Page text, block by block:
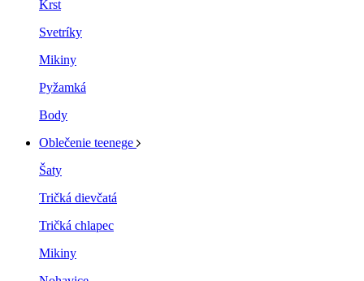
Krst
Svetríky
Mikiny
Pyžamká
Body
Oblečenie teenege
Šaty
Tričká dievčatá
Tričká chlapec
Mikiny